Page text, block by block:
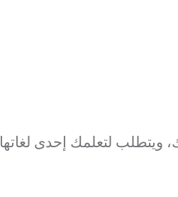
ويتطلب لتعلمك إحدى لغاتها